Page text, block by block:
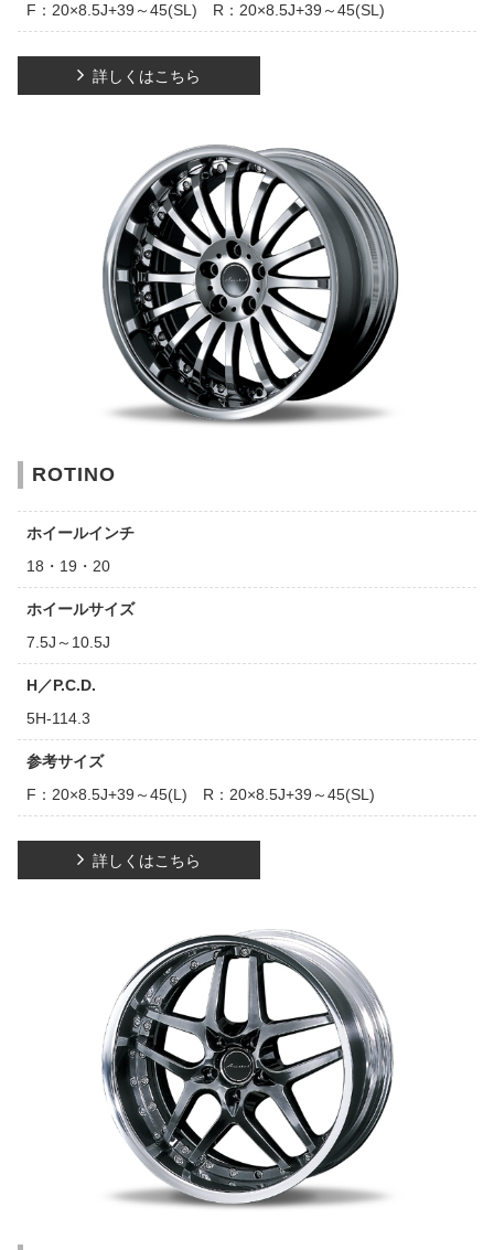
F：20×8.5J+39～45(SL) R：20×8.5J+39～45(SL)
詳しくはこちら
ROTINO
ホイールインチ
18・19・20
ホイールサイズ
7.5J～10.5J
H／P.C.D.
5H-114.3
参考サイズ
F：20×8.5J+39～45(L) R：20×8.5J+39～45(SL)
詳しくはこちら